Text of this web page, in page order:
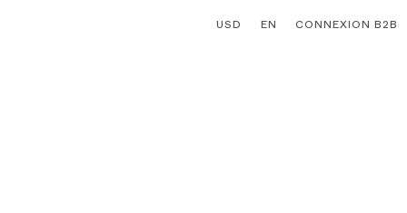
USD EN CONNEXION B2B